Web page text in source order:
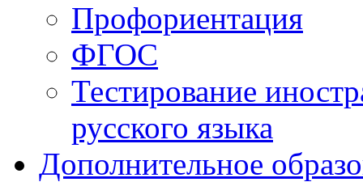
Профориентация
ФГОС
Тестирование
русского языка
Дополнительное